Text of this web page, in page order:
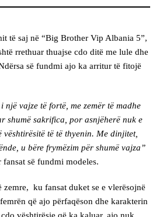
të saj në “Big Brother Vip Albania 5”,
rrethuar thuajse cdo ditë me lule dhe
së fundmi ajo ka arritur të fitojë
një vajze të fortë, me zemër të madhe
shumë sakrifica, por asnjëherë nuk e
të të thyenin. Me dinjitet,
u bëre frymëzim për shumë vajza”
së fundmi modeles.
ku fansat duket se e vlerësojnë
që ajo përfaqëson dhe karakterin
vështirësie që ka kaluar, ajo nuk